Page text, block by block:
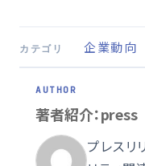
カテゴリ 企業動向
著者紹介：press
プレスリ